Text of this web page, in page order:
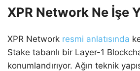
XPR Network Ne İşe
XPR Network resmi anlatısında
Stake tabanlı bir Layer-1
konumlandırıyor. Ağın teknik